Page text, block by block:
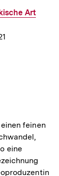
Art
feinen
eine